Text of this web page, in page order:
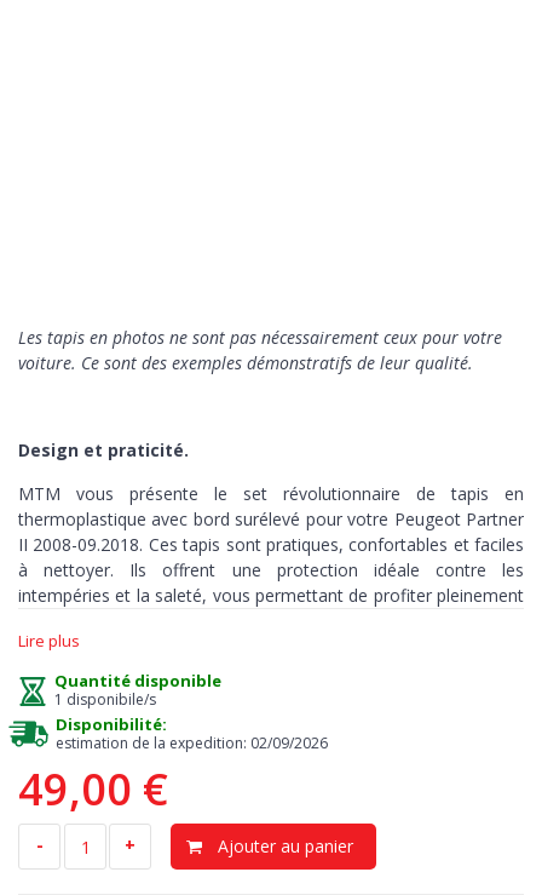
Les tapis en photos ne sont pas nécessairement ceux pour votre
voiture. Ce sont des exemples démonstratifs de leur qualité.
Design et praticité.
MTM vous présente le set révolutionnaire de tapis en
thermoplastique avec bord surélevé pour votre Peugeot Partner
II 2008-09.2018. Ces tapis sont pratiques, confortables et faciles
à nettoyer. Ils offrent une protection idéale contre les
intempéries et la saleté, vous permettant de profiter pleinement
représentent la solution parfaite pour couvrir chaque coin de
l'habitacle de votre véhicule.
> La matière en thermoplastique TPE de haute
qualité et la forme surélevée assurent une protection complète.
Les bords du set sont hauts pour éviter les fuites de liquides et
de saleté, les maintenant à l'intérieur des tapis. Le sol reste ainsi
sec et propre, éliminant le risque de mauvaises odeurs et de
Lire plus
Quantité disponible
1 disponibile/s
Disponibilité:
estimation de la expedition: 02/09/2026
49,00 €
- + Ajouter au panier